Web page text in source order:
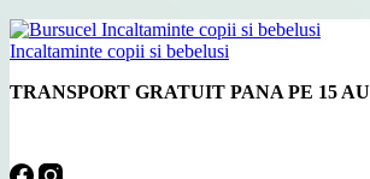
Incaltaminte copii si bebelusi
TRANSPORT GRATUIT PANA PE 15